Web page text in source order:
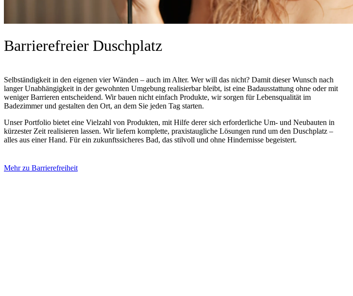
Barrierefreier Duschplatz
Selbständigkeit in den eigenen vier Wänden – auch im Alter. Wer will das nicht? Damit dieser Wunsch nach
langer Unabhängigkeit in der gewohnten Umgebung realisierbar bleibt, ist eine Badausstattung ohne oder mit
weniger Barrieren entscheidend. Wir bauen nicht einfach Produkte, wir sorgen für Lebensqualität im
Badezimmer und gestalten den Ort, an dem Sie jeden Tag starten.
Unser Portfolio bietet eine Vielzahl von Produkten, mit Hilfe derer sich erforderliche Um- und Neubauten in
kürzester Zeit realisieren lassen. Wir liefern komplette, praxistaugliche Lösungen rund um den Duschplatz –
alles aus einer Hand. Für ein zukunftssicheres Bad, das stilvoll und ohne Hindernisse begeistert.
Mehr zu Barrierefreiheit